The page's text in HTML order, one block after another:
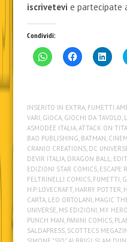
iscrivetevi e partecipate
Condividi:
F
a
p
e
r
c
o
n
d
i
v
i
d
e
r
e
s
u
W
F
a
p
e
r
c
o
n
d
i
v
i
d
e
r
e
s
u
F
F
a
q
u
i
p
e
r
c
o
n
d
i
v
i
d
e
r
e
INSERITO IN EXTRA, FUMETTI
VARI, GIOCA, GIOCHI DA TAVOLO,
ASMODEE ITALIA,ATTACK ON
BAO PUBLISHING, BATMAN,
CRANIO CREATIONS, DC
DEVIR ITALIA, DRAGON BALL,
EDIZIONI STAR COMICS, ESCAPE
FELTRINELLI COMICS, FUMETTI,
H.P. LOVECRAFT, HARRY POTTER,
CARTA, LEO ORTOLANI, MAGIC
UNIVERSE, MS EDIZIONI, MY
PUNCH MAN, PANINI COMICS,
SALDAPRESS, SCOTTECS